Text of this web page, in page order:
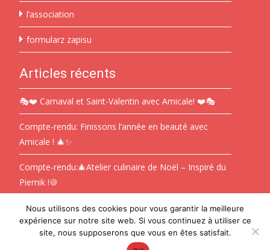
l’association
formularz zapisu
Articles récents
🎭❤️ Carnaval et Saint-Valentin avec Amicale! ❤️🎭
Compte-rendu: Finissons l’année en beauté avec
Amicale ! 🎄✨
Compte-rendu:🎄Atelier culinaire de Noël – Inspiré du
Piernik !🍪
Copyright © Amicale Polonaise en Pays Catalan
Nous utilisons des cookies pour vous garantir la meilleure
expérience sur notre site web. Si vous continuez à utiliser ce
site, nous supposerons que vous en êtes satisfait.